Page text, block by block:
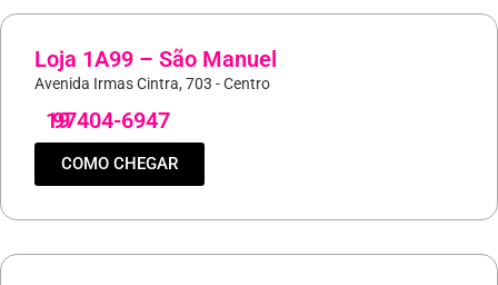
Loja 1A99 – São Manuel
Avenida Irmas Cintra, 703 - Centro
19
97404-6947
COMO CHEGAR